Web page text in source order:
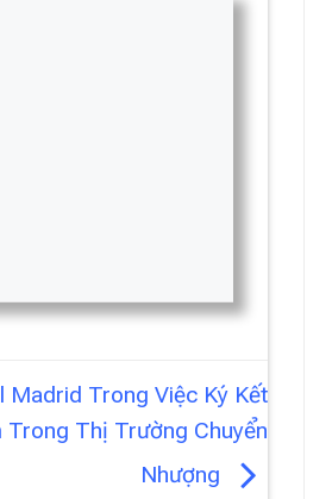
Madrid Trong Việc Ký Kết
Thị Trường Chuyển
Nhượng